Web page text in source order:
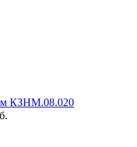
КЗНМ.08.020